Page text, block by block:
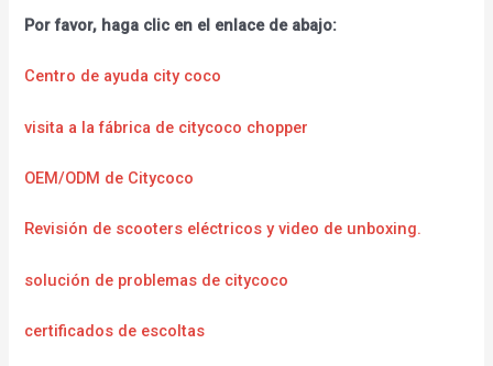
Por favor, haga clic en el enlace de abajo:
Centro de ayuda city coco
visita a la fábrica de citycoco chopper
OEM/ODM de Citycoco
Revisión de scooters eléctricos y video de unboxing.
solución de problemas de citycoco
certificados de escoltas